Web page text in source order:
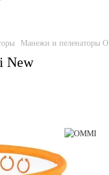
Манежи и пеленаторы
New